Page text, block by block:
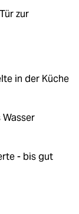
zur
in der Küche
- bis gut